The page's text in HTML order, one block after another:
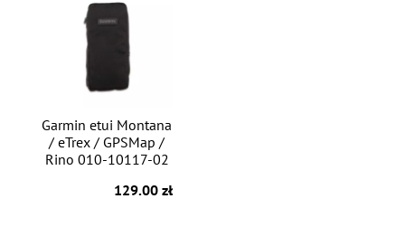
Garmin etui Montana
/ eTrex / GPSMap /
Rino 010-10117-02
129.00 zł